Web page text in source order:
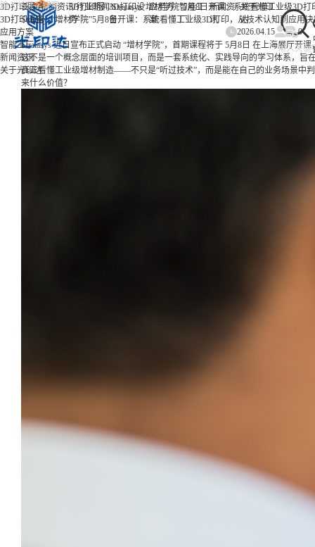
3D打印服
务
3D打印设
备
应用方
案
智能工
厂
新闻资
讯
关于光印
达
3D打印服务
3D打印设备
应用方案
智能工厂
新闻资讯
关于光印达
首页/新闻资讯/行业新闻/Stratasys“增材学院”5月8日开课：系统看懂工业级3D
Stratasys“增材学院”5月8日开课：系统看懂工业级3D打印，从技术认知到应用
2026.04.15
0
Stratasys 近日宣布正式启动 “增材学院”，首期课程将于 5月8日 在上海展厅开
这不是一个概念层面的培训项目，而是一套系统化、实践导向的学习体系，旨
真正看懂工业级增材制造——不只是“听过技术”，而是能在自己的业务场景中
来什么价值？